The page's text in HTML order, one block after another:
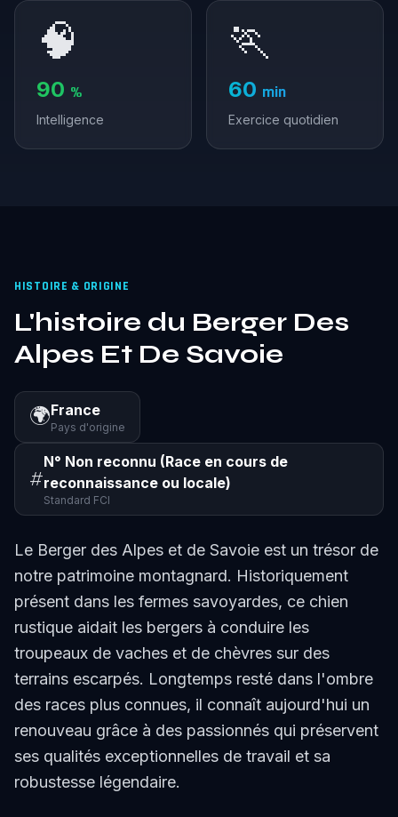
🧠
90 %
Intelligence
🏃
60 min
Exercice quotidien
HISTOIRE & ORIGINE
L'histoire du Berger Des
Alpes Et De Savoie
🌍France
Pays d'origine
#
N° Non reconnu (Race en cours de
reconnaissance ou locale)
Standard FCI
Le Berger des Alpes et de Savoie est un trésor de
notre patrimoine montagnard. Historiquement
présent dans les fermes savoyardes, ce chien
rustique aidait les bergers à conduire les
troupeaux de vaches et de chèvres sur des
terrains escarpés. Longtemps resté dans l'ombre
des races plus connues, il connaît aujourd'hui un
renouveau grâce à des passionnés qui préservent
ses qualités exceptionnelles de travail et sa
robustesse légendaire.